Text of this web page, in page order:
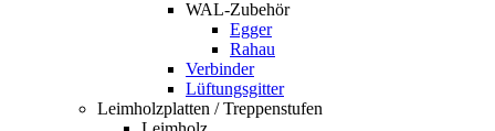
WAL-Zubehör
Egger
Rahau
Verbinder
Lüftungsgitter
Leimholzplatten / Treppenstufen